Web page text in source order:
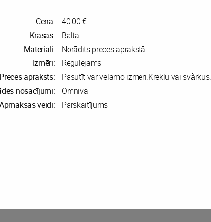
Cena:
40.00 €
Krāsas:
Balta
Materiāli:
Norādīts preces aprakstā
Izmēri:
Regulējams
Preces apraksts:
Pasūtīt var vēlamo izmēri.Kreklu vai svàrkus.
nosacījumi:
Omniva
Apmaksas veidi:
Pārskaitījums